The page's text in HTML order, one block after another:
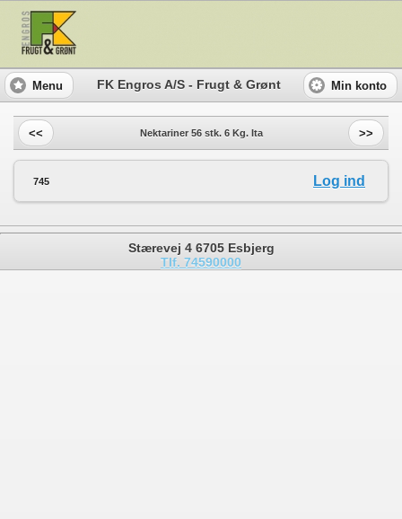
Menu FK Engros A/S - Frugt & Grønt Min konto
<< Nektariner 56 stk. 6 Kg. Ita >>
745 Log ind
Stærevej 4 6705 Esbjerg
Tlf. 74590000